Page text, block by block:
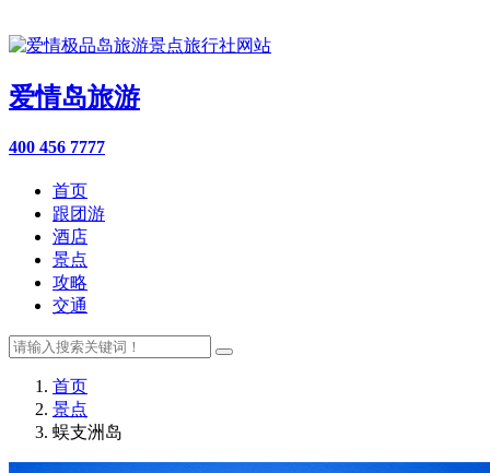
爱情岛旅游
400 456 7777
首页
跟团游
酒店
景点
攻略
交通
首页
景点
蜈支洲岛